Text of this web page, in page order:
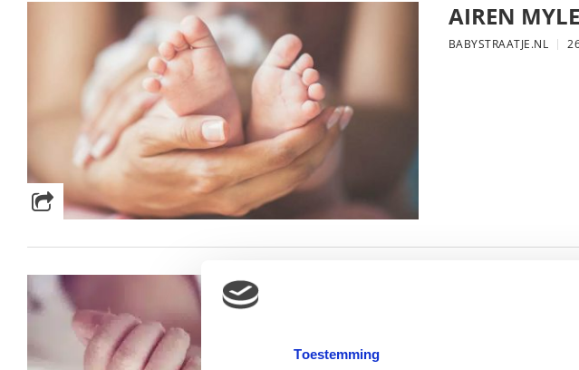
Toestemming
AIREN
BABYSTRAATJE.NL
FOTO: